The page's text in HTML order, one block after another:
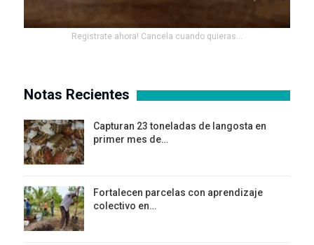
Registrate ahora! Cancela cuando quieras...
Notas Recientes
Capturan 23 toneladas de langosta en
primer mes de…
Fortalecen parcelas con aprendizaje
colectivo en…